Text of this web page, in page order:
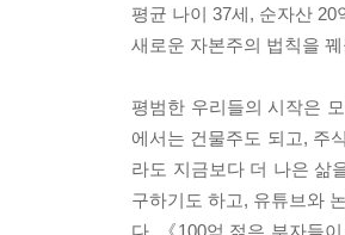
평균 나이 37세, 순자산 20
새로운 자본주의 법칙을
평범한 우리들의 시작은
에서는 건물주도 되고, 주
라도 지금보다 더 나은 삶
구하기도 하고, 유튜브와
다. 《100억 젊은 부자들